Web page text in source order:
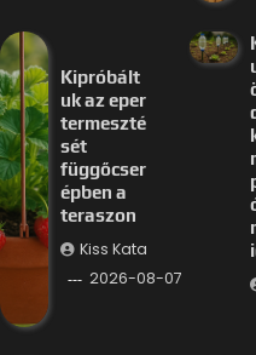
Kipróbált
uk az eper
termeszté
sét
függőcser
épben a
teraszon
Kiss Kata
2026-08-07